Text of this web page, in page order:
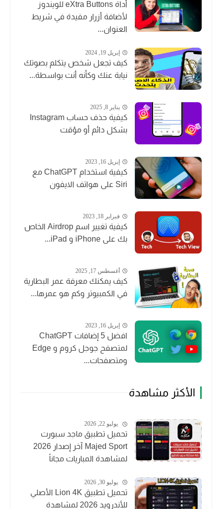
أداة eXtra Buttons للويندوز
لأضافة أزرار مفيدة في شريط
العنوان...
إبريل 19, 2024
كيف تجعل شخص يتكلم بصوتك
نيابة عنك وكأنه أنت بواسطة...
يناير 8, 2025
كيفية حذف حساب Instagram
بشكل دائم أو مؤقت
إبريل 16, 2023
كيفية استخدام ChatGPT مع
Siri على هواتف الايفون
فبراير 18, 2023
كيفية تغيير اسم Airdrop الخاص
بك على iPhone و iPad...
أغسطس 17, 2025
كيف يمكنك معرفة عمر البطارية
في الكمبيوتر وكم هو عمرها...
إبريل 16, 2023
افضل 5 إضافات ChatGPT
لمتصفح جوجل كروم و Edge
ومتصفحات...
الأكثر مشاهدة
يوليو 22, 2026
تحميل تطبيق ماجد سبورت
Majed Sport آخر إصدار 2026
لمشاهدة المباريات مجاناً
يوليو 30, 2026
تحميل تطبيق Lion 4K الأصلي
للأندرويد 2026 لمشاهدة